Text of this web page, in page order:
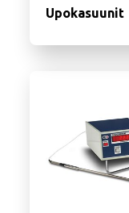
Upokasuunit